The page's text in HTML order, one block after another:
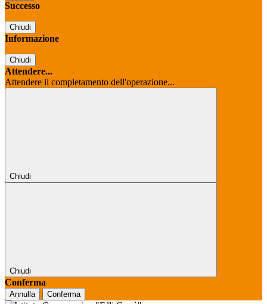
Successo
Chiudi
Informazione
Chiudi
Attendere...
Attendere il completamento dell'operazione...
Chiudi
Chiudi
Conferma
Annulla Conferma